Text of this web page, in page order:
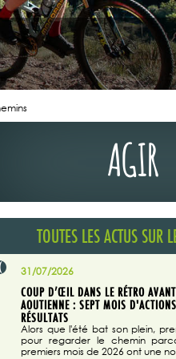
AGIR
TOUTES LES ACTUS SUR
du
31/07/2026
COUP D’ŒIL DANS LE RÉTRO
AOUTIENNE : SEPT MOIS
RÉSULTATS
Alors que l'été bat son plein,
pour regarder le chemin
premiers mois de 2026 ont une